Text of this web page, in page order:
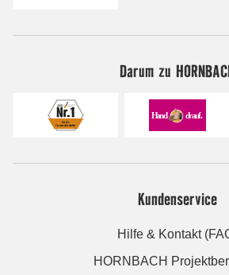
Darum zu
Kundenservice
Hilfe & Kontakt
HORNBACH